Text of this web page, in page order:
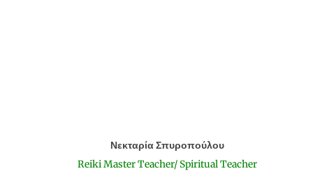
Νεκταρία Σπυροπούλου
Reiki Master Teacher/ Spiritual Teacher